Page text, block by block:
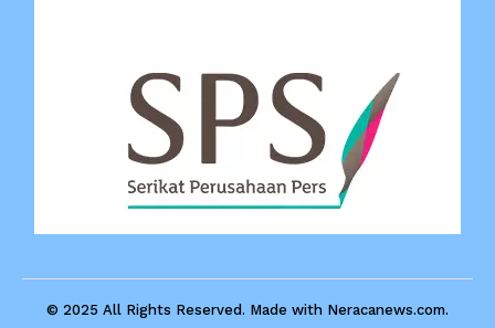
© 2025 All Rights Reserved. Made with Neracanews.com.